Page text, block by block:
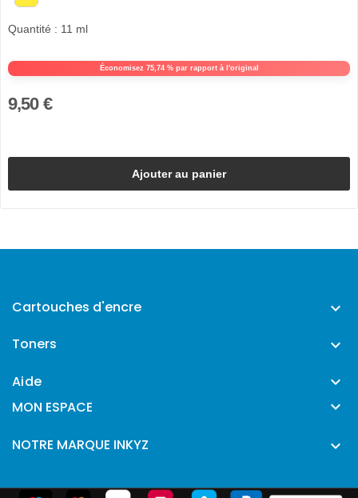
Économisez 75,74 % par rapport à l'original
Quantité : 11 ml
9,50 €
Ajouter au panier
Cartouches d'encre 
Toners 
Aide 
MON ESPACE 
NOTRE MARQUE INKYZ 